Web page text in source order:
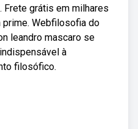
Frete grátis em milhares
Webfilosofia do
leandro mascaro se
à
filosófico.